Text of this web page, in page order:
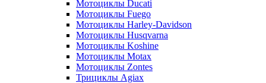
Мотоциклы Ducati
Мотоциклы Fuego
Мотоциклы Harley-Davidson
Мотоциклы Husqvarna
Мотоциклы Koshine
Мотоциклы Motax
Мотоциклы Zontes
Трициклы Agiax